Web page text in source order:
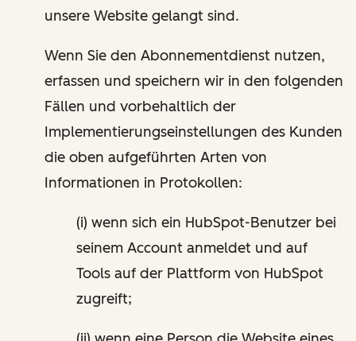
unsere Website gelangt sind.
Wenn Sie den Abonnementdienst nutzen,
erfassen und speichern wir in den folgenden
Fällen und vorbehaltlich der
Implementierungseinstellungen des Kunden
die oben aufgeführten Arten von
Informationen in Protokollen:
(i) wenn sich ein HubSpot-Benutzer bei
seinem Account anmeldet und auf
Tools auf der Plattform von HubSpot
zugreift;